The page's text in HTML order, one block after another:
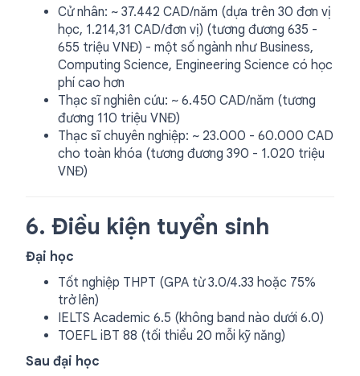
Cử nhân: ~ 37.442 CAD/năm (dựa trên 30 đơn vị
học, 1.214,31 CAD/đơn vị) (tương đương 635 -
655 triệu VNĐ) - một số ngành như Business,
Computing Science, Engineering Science có học
phí cao hơn
Thạc sĩ nghiên cứu: ~ 6.450 CAD/năm (tương
đương 110 triệu VNĐ)
Thạc sĩ chuyên nghiệp: ~ 23.000 - 60.000 CAD
cho toàn khóa (tương đương 390 - 1.020 triệu
VNĐ)
6. Điều kiện tuyển sinh
Đại học
Tốt nghiệp THPT (GPA từ 3.0/4.33 hoặc 75%
trở lên)
IELTS Academic 6.5 (không band nào dưới 6.0)
TOEFL iBT 88 (tối thiểu 20 mỗi kỹ năng)
Sau đại học